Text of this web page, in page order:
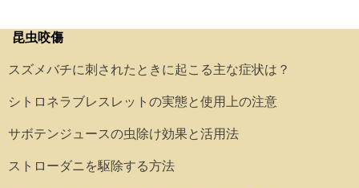
昆虫咬傷
スズメバチに刺されたときに起こる主な症状は？
シトロネラブレスレットの実態と使用上の注意
サボテンジュースの虫除け効果と活用法
ストローダニを駆除する方法